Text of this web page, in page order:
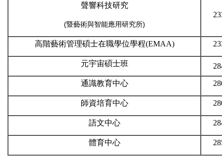
聲響科技研究
(暨藝術與智能應用研究所)
高階藝術管理碩士在職學位學程(EMAA)
元宇宙碩士班
通識教育中心
師資培育中心
語文中心
體育中心